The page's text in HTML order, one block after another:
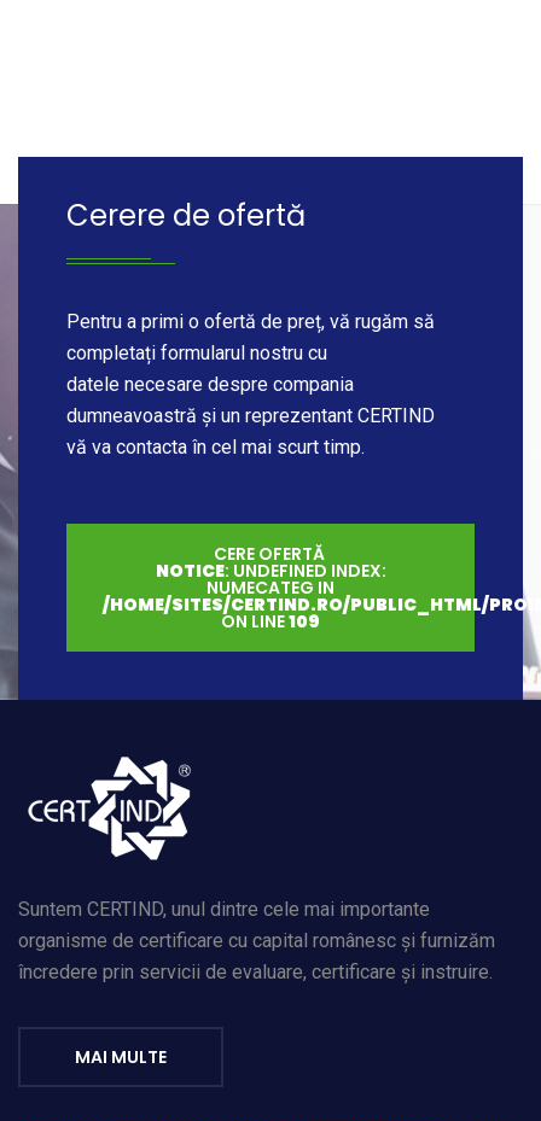
Cerere de ofertă
Pentru a primi o ofertă de preț, vă rugăm să
completați formularul nostru cu
datele necesare despre compania
dumneavoastră și un reprezentant CERTIND
vă va contacta în cel mai scurt timp.
CERE OFERTĂ
NOTICE: UNDEFINED INDEX:
NUMECATEG IN
/HOME/SITES/CERTIND.RO/PUBLIC_HTML/
ON LINE109
Suntem CERTIND, unul dintre cele mai importante
organisme de certificare cu capital românesc și furnizăm
încredere prin servicii de evaluare, certificare și instruire.
MAI MULTE